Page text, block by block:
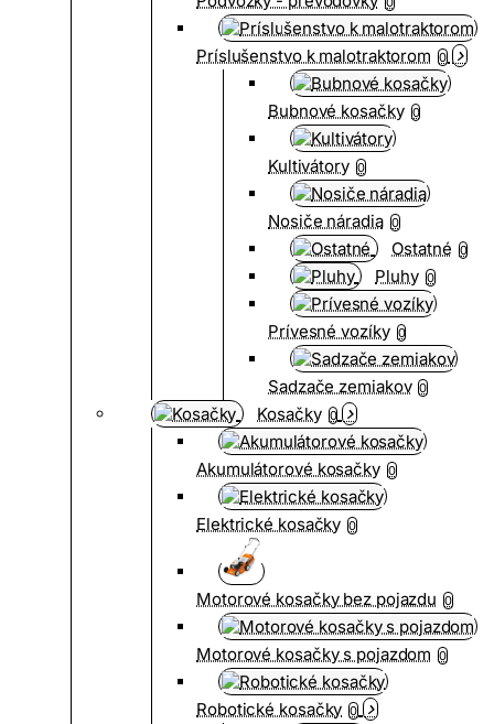
Príslušenstvo k malotraktorom 0
Bubnové kosačky 0
Kultivátory 0
Nosiče náradia 0
Ostatné 0
Pluhy 0
Prívesné vozíky 0
Sadzače zemiakov 0
Kosačky 0
Akumulátorové kosačky 0
Elektrické kosačky 0
Motorové kosačky bez pojazdu 0
Motorové kosačky s pojazdom 0
Robotické kosačky 0